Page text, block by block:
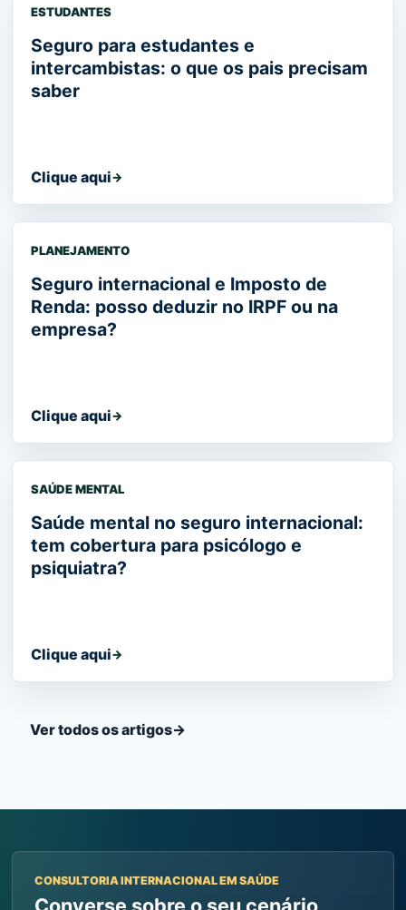
ESTUDANTES
Seguro para estudantes e
intercambistas: o que os pais precisam
saber
Clique aqui→
PLANEJAMENTO
Seguro internacional e Imposto de
Renda: posso deduzir no IRPF ou na
empresa?
Clique aqui→
SAÚDE MENTAL
Saúde mental no seguro internacional:
tem cobertura para psicólogo e
psiquiatra?
Clique aqui→
Ver todos os artigos→
CONSULTORIA INTERNACIONAL EM SAÚDE